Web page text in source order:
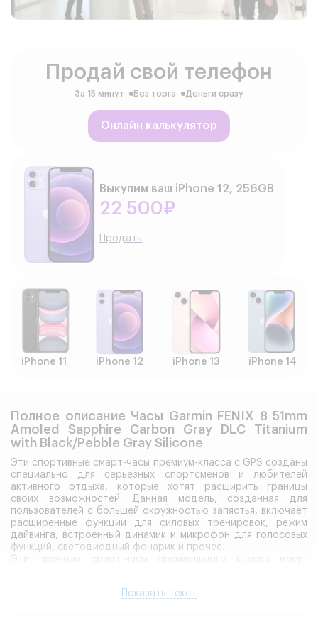
Продай свой телефон
За 15 минут Без торга Деньги сразу
Онлайн калькулятор
Выкупим ваш iPhone 12, 256GB
22 500₽
Продать
iPhone 11 iPhone 12 iPhone 13 iPhone 14
Полное описание Часы Garmin FENIX 8 51mm
Amoled Sapphire Carbon Gray DLC Titanium
with Black/Pebble Gray Silicone
Эти спортивные смарт-часы премиум-класса с GPS созданы
специально для серьезных спортсменов и любителей
активного отдыха, которые хотят расширить границы
своих возможностей. Данная модель, созданная для
пользователей с большей окружностью запястья, включает
расширенные функции для силовых тренировок, режим
дайвинга, встроенный динамик и микрофон для голосовых
функций, светодиодный фонарик и прочее.
датчиков, яркий дисплей AMOLED 1,4” (в некоторых моделях
Показать текст